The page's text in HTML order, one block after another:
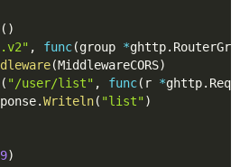
( )
, func(group *ghttp.
(MiddlewareCORS)
( "/user/list" , func( r *ghttp.
.Writeln( "list")
)